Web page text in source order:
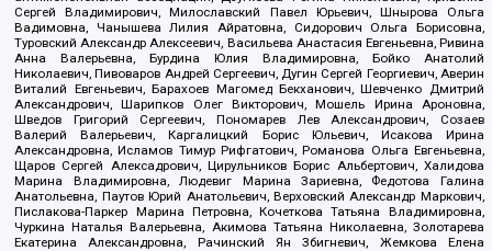
Сергей Владимирович, Милославский Павел Юрьевич, Шнырова Ольга
Вадимовна, Чанышева Лилия Айратовна, Сидорович Ольга Борисовна,
Туровский Александр Алексеевич, Васильева Анастасия Евгеньевна, Ривина
Анна Валерьевна, Бурдина Юлия Владимировна, Бойко Анатолий
Николаевич, Пивоваров Андрей Сергеевич, Дугин Сергей Георгиевич, Аверин
Виталий Евгеньевич, Барахоев Магомед Бекханович, Шевченко Дмитрий
Александрович, Шарипков Олег Викторович, Мошель Ирина Ароновна,
Шведов Григорий Сергеевич, Пономарев Лев Александрович, Созаев
Валерий Валерьевич, Каргалицкий Борис Юльевич, Исакова Ирина
Александровна, Исламов Тимур Рифгатович, Романова Ольга Евгеньевна,
Щаров Сергей Алексадрович, Цирульников Борис Альбертович, Халидова
Марина Владимировна, Людевиг Марина Зариевна, Федотова Галина
Анатольевна, Паутов Юрий Анатольевич, Верховский Александр Маркович,
Пислакова-Паркер Марина Петровна, Кочеткова Татьяна Владимировна,
Чуркина Наталья Валерьевна, Акимова Татьяна Николаевна, Золотарева
Екатерина Александровна, Рачинский Ян Збигневич, Жемкова Елена